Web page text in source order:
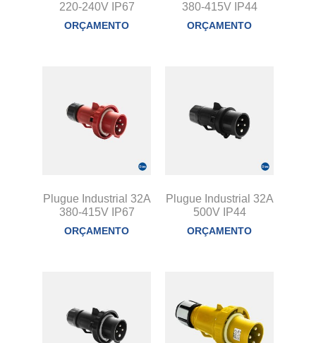
220-240V IP67
ORÇAMENTO
380-415V IP44
ORÇAMENTO
Plugue Industrial 32A
380-415V IP67
ORÇAMENTO
Plugue Industrial 32A
500V IP44
ORÇAMENTO